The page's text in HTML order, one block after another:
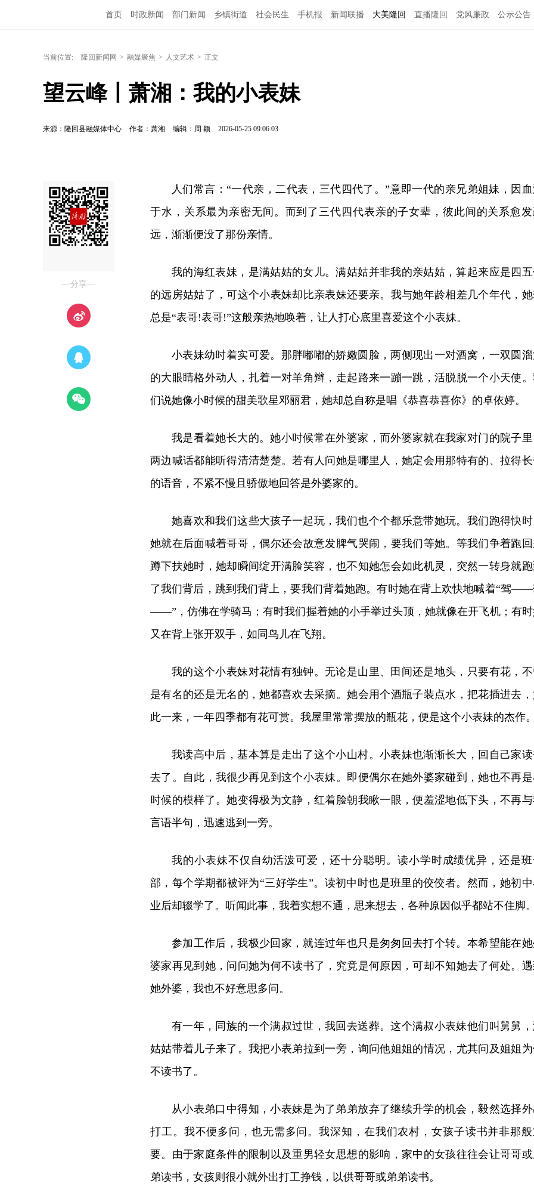
首页 时政新闻 部门新闻 乡镇街道 社会民生 手机报 新闻联播 大美隆回 直播隆回 党风廉政 公示公告
当前位置: 隆回新闻网 > 融媒聚焦 > 人文艺术 > 正文
望云峰丨萧湘：我的小表妹
来源：隆回县融媒体中心 作者：萧湘 编辑：周 颖 2026-05-25 09:06:03
—分享—
人们常言：“一代亲，二代表，三代四代了。”意即一代的亲兄弟姐妹，因
于水，关系最为亲密无间。而到了三代四代表亲的子女辈，彼此间的关系愈
远，渐渐便没了那份亲情。
我的海红表妹，是满姑姑的女儿。满姑姑并非我的亲姑姑，算起来应是四
的远房姑姑了，可这个小表妹却比亲表妹还要亲。我与她年龄相差几个年代，
总是“表哥!表哥!”这般亲热地唤着，让人打心底里喜爱这个小表妹。
小表妹幼时着实可爱。那胖嘟嘟的娇嫩圆脸，两侧现出一对酒窝，一双圆
的大眼睛格外动人，扎着一对羊角辫，走起路来一蹦一跳，活脱脱一个小天使
们说她像小时候的甜美歌星邓丽君，她却总自称是唱《恭喜恭喜你》的卓依婷。
我是看着她长大的。她小时候常在外婆家，而外婆家就在我家对门的院子里
两边喊话都能听得清清楚楚。若有人问她是哪里人，她定会用那特有的、拉得
的语音，不紧不慢且骄傲地回答是外婆家的。
她喜欢和我们这些大孩子一起玩，我们也个个都乐意带她玩。我们跑得快时
她就在后面喊着哥哥，偶尔还会故意发脾气哭闹，要我们等她。等我们争着跑
蹲下扶她时，她却瞬间绽开满脸笑容，也不知她怎会如此机灵，突然一转身就跑
了我们背后，跳到我们背上，要我们背着她跑。有时她在背上欢快地喊着“驾——
——”，仿佛在学骑马；有时我们握着她的小手举过头顶，她就像在开飞机；有
又在背上张开双手，如同鸟儿在飞翔。
我的这个小表妹对花情有独钟。无论是山里、田间还是地头，只要有花，
是有名的还是无名的，她都喜欢去采摘。她会用个酒瓶子装点水，把花插进去
此一来，一年四季都有花可赏。我屋里常常摆放的瓶花，便是这个小表妹的杰作。
我读高中后，基本算是走出了这个小山村。小表妹也渐渐长大，回自己家
去了。自此，我很少再见到这个小表妹。即便偶尔在她外婆家碰到，她也不再
时候的模样了。她变得极为文静，红着脸朝我瞅一眼，便羞涩地低下头，不再
言语半句，迅速逃到一旁。
我的小表妹不仅自幼活泼可爱，还十分聪明。读小学时成绩优异，还是
部，每个学期都被评为“三好学生”。读初中时也是班里的佼佼者。然而，她初
业后却辍学了。听闻此事，我着实想不通，思来想去，各种原因似乎都站不住脚。
参加工作后，我极少回家，就连过年也只是匆匆回去打个转。本希望能在
婆家再见到她，问问她为何不读书了，究竟是何原因，可却不知她去了何处。遇
她外婆，我也不好意思多问。
有一年，同族的一个满叔过世，我回去送葬。这个满叔小表妹他们叫舅舅
姑姑带着儿子来了。我把小表弟拉到一旁，询问他姐姐的情况，尤其问及姐姐
不读书了。
从小表弟口中得知，小表妹是为了弟弟放弃了继续升学的机会，毅然选择外
打工。我不便多问，也无需多问。我深知，在我们农村，女孩子读书并非那般
要。由于家庭条件的限制以及重男轻女思想的影响，家中的女孩往往会让哥哥
弟读书，女孩则很小就外出打工挣钱，以供哥哥或弟弟读书。